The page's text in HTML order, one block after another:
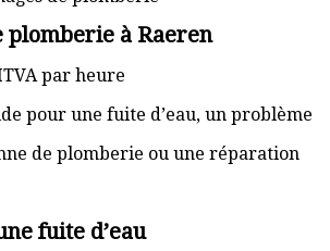
plomberie à Raeren
par heure
pour une fuite d’eau, un problème
de plomberie ou une réparation
fuite d’eau